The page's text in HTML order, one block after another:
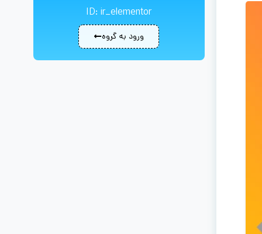
ID: ir_elementor
ورود به گروه